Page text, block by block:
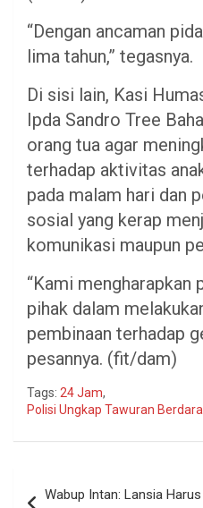
“Dengan ancaman
lima tahun,” tegasnya.
Di sisi lain, Kasi
Ipda Sandro Tree
orang tua agar
terhadap aktivitas
pada malam hari dan
sosial yang kerap
komunikasi maupun
“Kami mengharapkan
pihak dalam
pembinaan terhadap
pesannya. (fit/dam)
Tags: 24 Jam,
Polisi Ungkap Tawuran
Wabup Intan: Lansia